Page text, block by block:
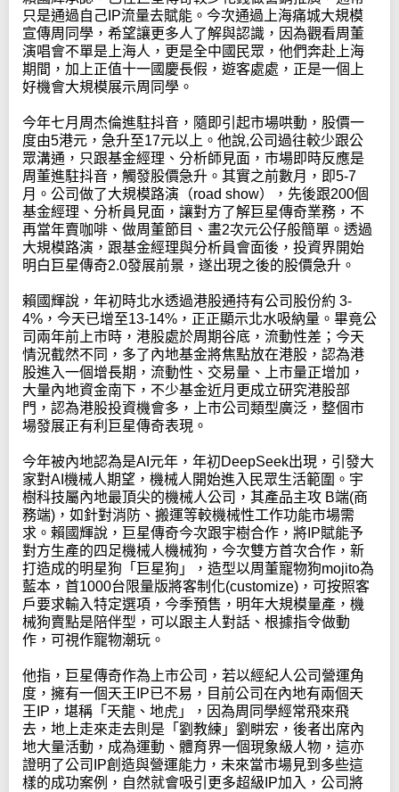
只是通過自己IP流量去賦能。今次通過上海痛城大規模
宣傳周同學，希望讓更多人了解與認識，因為觀看周董
演唱會不單是上海人，更是全中國民眾，他們奔赴上海
期間，加上正值十一國慶長假，遊客處處，正是一個上
好機會大規模展示周同學。
今年七月周杰倫進駐抖音，隨即引起市場哄動，股價一
度由5港元，急升至17元以上。他說,公司過往較少跟公
眾溝通，只跟基金經理、分析師見面，市場即時反應是
周董進駐抖音，觸發股價急升。其實之前數月，即5-7
月。公司做了大規模路演（road show），先後跟200個
基金經理、分析員見面，讓對方了解巨星傳奇業務，不
再當年賣咖啡、做周董節目、畫2次元公仔般簡單。透過
大規模路演，跟基金經理與分析員會面後，投資界開始
明白巨星傳奇2.0發展前景，遂出現之後的股價急升。
賴國輝說，年初時北水透過港股通持有公司股份約 3-
4%，今天已增至13-14%，正正顯示北水吸納量。畢竟公
司兩年前上市時，港股處於周期谷底，流動性差；今天
情況截然不同，多了內地基金將焦點放在港股，認為港
股進入一個增長期，流動性、交易量、上市量正增加，
大量內地資金南下，不少基金近月更成立研究港股部
門，認為港股投資機會多，上市公司類型廣泛，整個市
場發展正有利巨星傳奇表現。
今年被內地認為是AI元年，年初DeepSeek出現，引發大
家對AI機械人期望，機械人開始進入民眾生活範圍。宇
樹科技屬內地最頂尖的機械人公司，其產品主攻 B端(商
務端)，如針對消防、搬運等較機械性工作功能市場需
求。賴國輝說，巨星傳奇今次跟宇樹合作，將IP賦能予
對方生產的四足機械人機械狗，今次雙方首次合作，新
打造成的明星狗「巨星狗」，造型以周董寵物狗mojito為
藍本，首1000台限量版將客制化(customize)，可按照客
戶要求輸入特定選項，今季預售，明年大規模量產，機
械狗賣點是陪伴型，可以跟主人對話、根據指令做動
作，可視作寵物潮玩。
他指，巨星傳奇作為上市公司，若以經紀人公司營運角
度，擁有一個天王IP已不易，目前公司在內地有兩個天
王IP，堪稱「天龍、地虎」，因為周同學經常飛來飛
去，地上走來走去則是「劉教練」劉畊宏，後者出席內
地大量活動，成為運動、體育界一個現象級人物，這亦
證明了公司IP創造與營運能力，未來當市場見到多些這
樣的成功案例，自然就會吸引更多超級IP加入，公司將